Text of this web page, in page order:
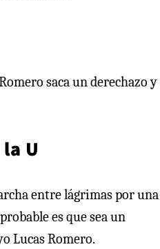
U
es que sea un
Lucas Romero.